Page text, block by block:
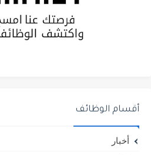
أقسام الوظائف
أخبار